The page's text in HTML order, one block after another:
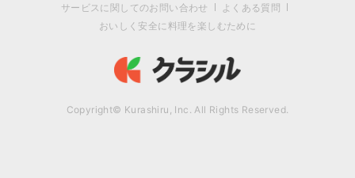
サービスに関してのお問い合わせ
よくある質問
おいしく安全に料理を楽しむために
Copyright© Kurashiru, Inc. All Rights Reserved.